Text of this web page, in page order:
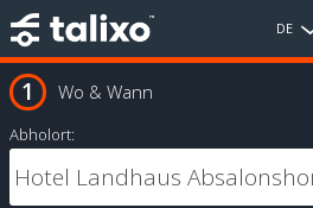
DE
Wo & Wann
Abholort: